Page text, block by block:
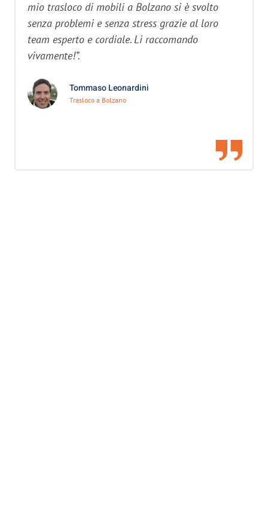
mio trasloco di mobili a Bolzano si è svolto
senza problemi e senza stress grazie al loro
team esperto e cordiale. Li raccomando
vivamente!”.
Tommaso Leonardini
Trasloco a Bolzano